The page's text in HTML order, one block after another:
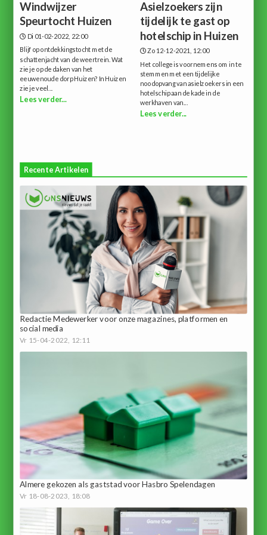
Windwijzer
Speurtocht Huizen
Di 01-02-2022, 22:00
Blijf op ontdekkingstocht met de
schattenjacht van de weertrein. Wat
zie je op de daken van het
eeuwenoude dorp Huizen? In Huizen
zie je veel...
Lees verder...
Asielzoekers zijn
tijdelijk te gast op
hotelschip in Huizen
Zo 12-12-2021, 12:00
Het college is voornemens om in te
stemmen met een tijdelijke
noodopvang van asielzoekers in een
hotelschip aan de kade in de
werkhaven van...
Lees verder...
Recente Artikelen
Redactie Medewerker voor onze magazines, platformen en
social media
Vr 15-04-2022, 12:11
Almere gekozen als gaststad voor Hasbro Spelendagen
Vr 18-08-2023, 18:08